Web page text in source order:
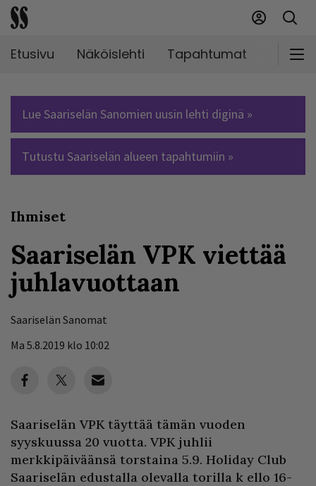
Etusivu Näköislehti Tapahtumat
Lue Saariselän Sanomien uusin lehti diginä »
Tutustu Saariselän alueen tapahtumiin »
Ihmiset
Saariselän VPK viettää
juhlavuottaan
Saariselän Sanomat
Ma 5.8.2019 klo 10:02
Saariselän VPK täyttää tämän vuoden
syyskuussa 20 vuotta. VPK juhlii
merkkipäiväänsä torstaina 5.9. Holiday Club
Saariselän edustalla olevalla torilla k ello 16-